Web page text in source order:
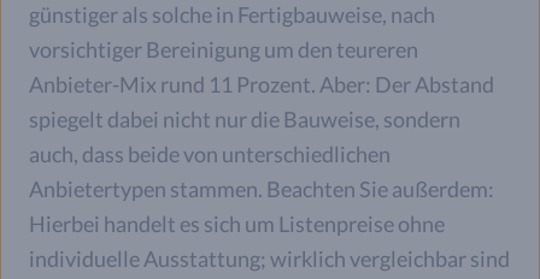
günstiger als solche in Fertigbauweise, nach
vorsichtiger Bereinigung um den teureren
Anbieter-Mix rund 11 Prozent. Aber: Der Abstand
spiegelt dabei nicht nur die Bauweise, sondern
auch, dass beide von unterschiedlichen
Anbietertypen stammen. Beachten Sie außerdem:
Hierbei handelt es sich um Listenpreise ohne
individuelle Ausstattung; wirklich vergleichbar sind